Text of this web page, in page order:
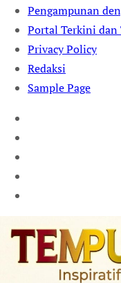
Pengampunan
Portal Terkini dan
Privacy Policy
Redaksi
Sample Page